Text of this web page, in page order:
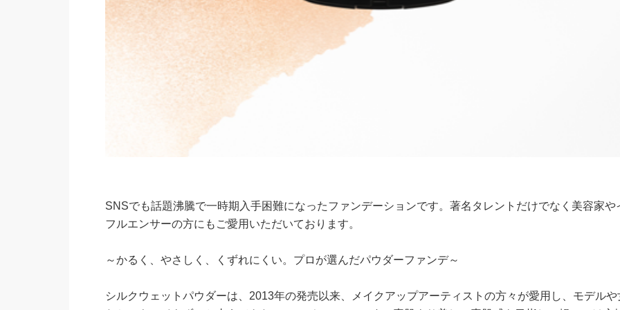
SNSでも話題沸騰で一時期入手困難になったファンデーションです。著名タレントだけでなく美容家や
フルエンサーの方にもご愛用いただいております。
～かるく、やさしく、くずれにくい。プロが選んだパウダーファンデ～
シルクウェットパウダーは、2013年の発売以来、メイクアップアーティストの方々が愛用し、モデルや